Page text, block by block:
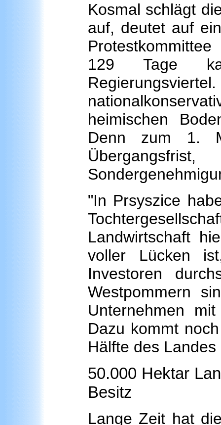
Kosmal schlägt
auf, deutet auf
129 Tage
heimischen
Denn zum 1.
"In Prsyszice
Landwirtschaft
voller Lücken
Investoren
Westpommern
Unternehmen
Dazu kommt
Hälfte des
50.000 Hektar
Besitz
Lange Zeit hat